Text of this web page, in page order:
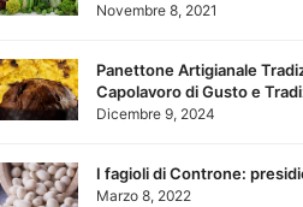
Novembre 8, 2021
Panettone Artigianale
Capolavoro di Gusto e
Dicembre 9, 2024
I fagioli di Controne:
Marzo 8, 2022